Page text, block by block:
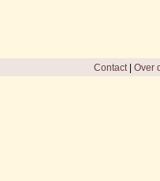
Contact| Over